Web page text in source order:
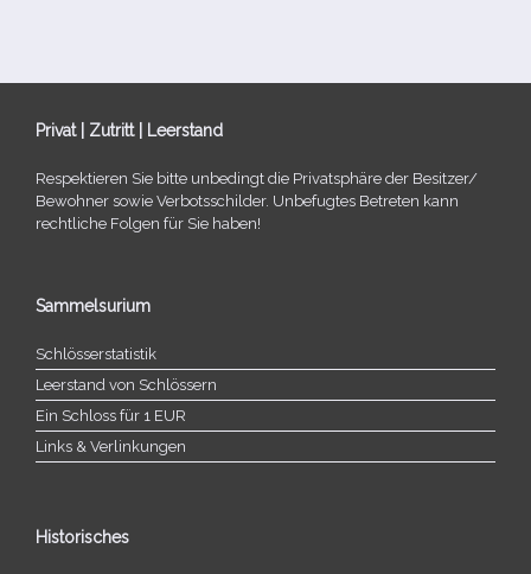
Privat | Zutritt | Leerstand
Respektieren Sie bitte unbe­dingt die Privatsphäre der Besitzer/​
Bewohner sowie Verbotsschilder. Unbefugtes Betreten kann
recht­li­che Folgen für Sie haben!
Sammelsurium
Schlösserstatistik
Leerstand von Schlössern
Ein Schloss für 1 EUR
Links & Verlinkungen
Historisches